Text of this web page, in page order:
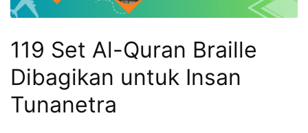
119 Set Al-Quran Braille
Dibagikan untuk Insan
Tunanetra